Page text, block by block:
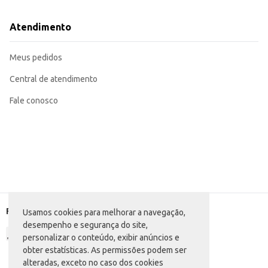
Usamos cookies para melhorar a navegação,
desempenho e segurança do site,
personalizar o conteúdo, exibir anúncios e
obter estatísticas. As permissões podem ser
alteradas, exceto no caso dos cookies
Atendimento
Meus pedidos
Central de atendimento
Fale conosco
Formas de pagamento